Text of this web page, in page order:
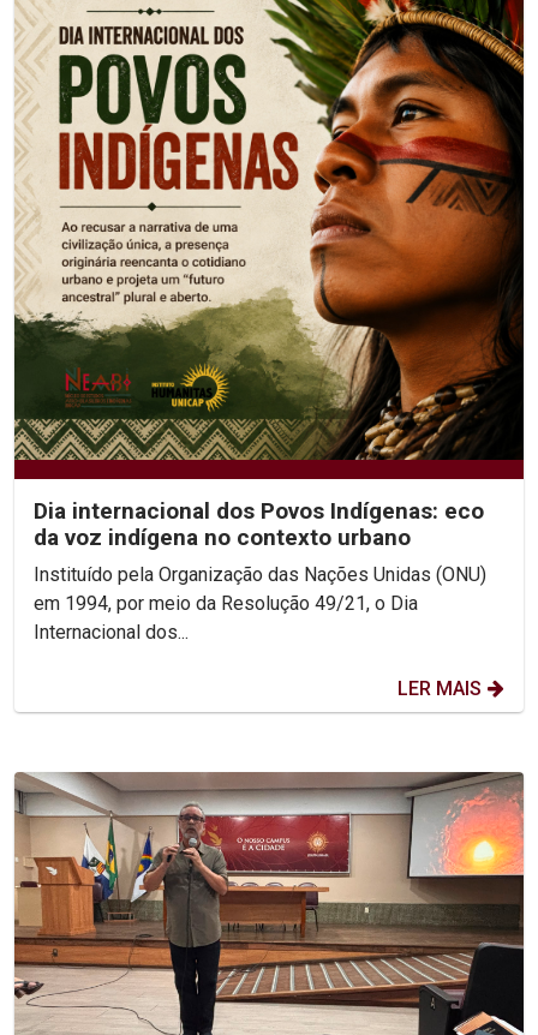
Dia internacional dos Povos Indígenas: eco
da voz indígena no contexto urbano
Instituído pela Organização das Nações Unidas (ONU)
em 1994, por meio da Resolução 49/21, o Dia
Internacional dos...
LER MAIS